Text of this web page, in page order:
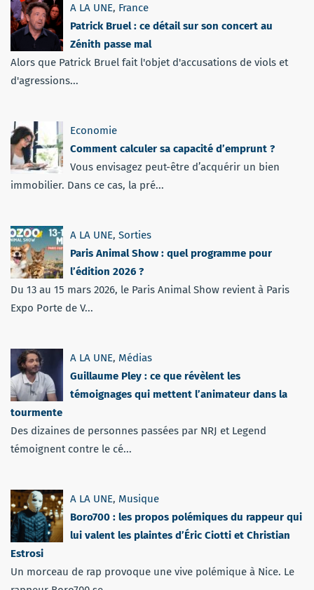
A LA UNE, France
Patrick Bruel : ce détail sur son concert au
Zénith passe mal
Alors que Patrick Bruel fait l'objet d'accusations de viols et
d'agressions...
Economie
Comment calculer sa capacité d’emprunt ?
Vous envisagez peut-être d’acquérir un bien
immobilier. Dans ce cas, la pré...
A LA UNE, Sorties
Paris Animal Show : quel programme pour
l’édition 2026 ?
Du 13 au 15 mars 2026, le Paris Animal Show revient à Paris
Expo Porte de V...
A LA UNE, Médias
Guillaume Pley : ce que révèlent les
témoignages qui mettent l’animateur dans la
tourmente
Des dizaines de personnes passées par NRJ et Legend
témoignent contre le cé...
A LA UNE, Musique
Boro700 : les propos polémiques du rappeur qui
lui valent les plaintes d’Éric Ciotti et Christian
Estrosi
Un morceau de rap provoque une vive polémique à Nice. Le